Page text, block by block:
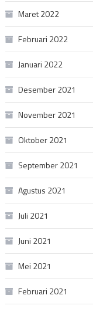
Maret 2022
Februari 2022
Januari 2022
Desember 2021
November 2021
Oktober 2021
September 2021
Agustus 2021
Juli 2021
Juni 2021
Mei 2021
Februari 2021